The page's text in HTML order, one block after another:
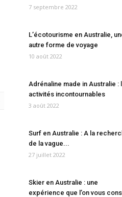
7 septembre 2022
L’écotourisme en Australie,
autre forme de voyage
10 août 2022
Adrénaline made in Australie :
activités incontournables
3 août 2022
Surf en Australie : A la
de la vague...
27 juillet 2022
Skier en Australie : une
expérience que l’on vous